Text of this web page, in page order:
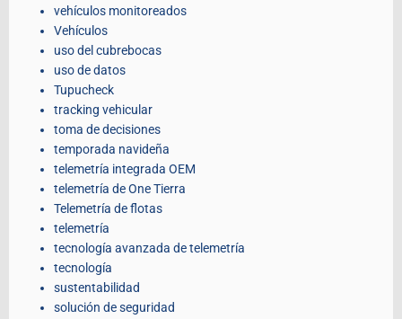
vehículos monitoreados
Vehículos
uso del cubrebocas
uso de datos
Tupucheck
tracking vehicular
toma de decisiones
temporada navideña
telemetría integrada OEM
telemetría de One Tierra
Telemetría de flotas
telemetría
tecnología avanzada de telemetría
tecnología
sustentabilidad
solución de seguridad